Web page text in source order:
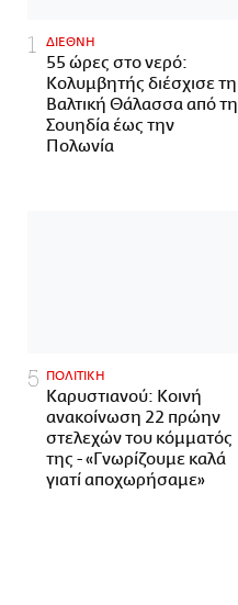
ΔΙΕΘΝΗ
55 ώρες στο νερό:
Κολυμβητής διέσχισε τη
Βαλτική Θάλασσα από τη
Σουηδία έως την
Πολωνία
ΠΟΛΙΤΙΚΗ
Καρυστιανού: Κοινή
ανακοίνωση 22 πρώην
στελεχών του κόμματός
της - «Γνωρίζουμε καλά
γιατί αποχωρήσαμε»